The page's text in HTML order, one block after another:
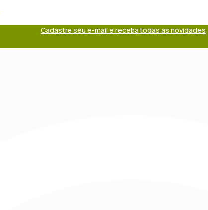
Cadastre seu e-mail e receba todas as novidades